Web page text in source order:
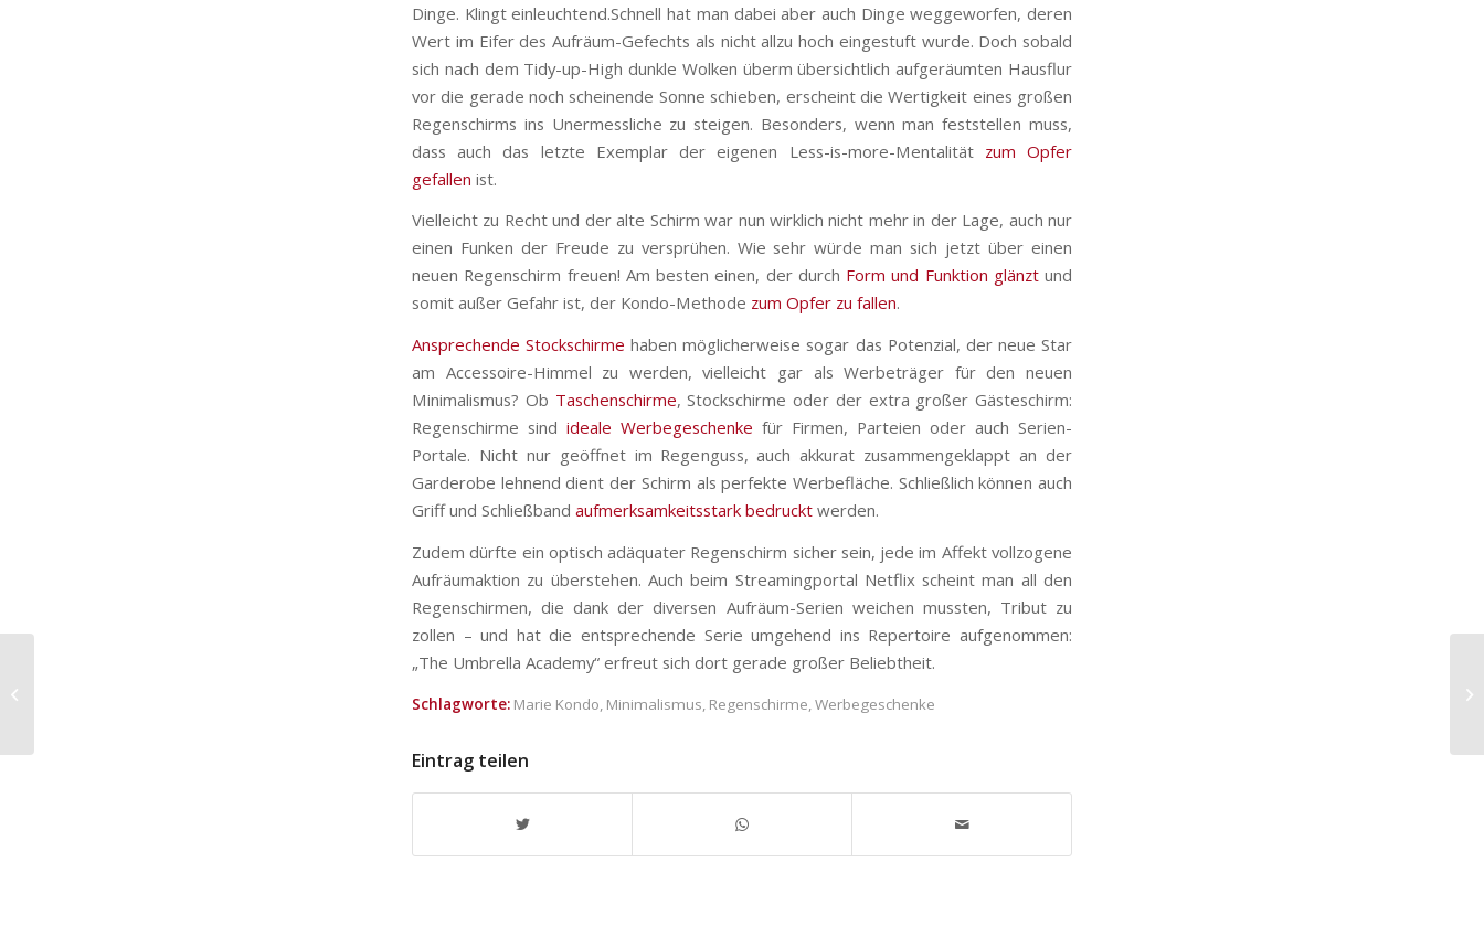
Dinge. Klingt einleuchtend.Schnell hat man dabei aber auch Dinge weggeworfen, deren
Wert im Eifer des Aufräum-Gefechts als nicht allzu hoch eingestuft wurde. Doch sobald
sich nach dem Tidy-up-High dunkle Wolken überm übersichtlich aufgeräumten Hausflur
vor die gerade noch scheinende Sonne schieben, erscheint die Wertigkeit eines großen
Regenschirms ins Unermessliche zu steigen. Besonders, wenn man feststellen muss,
dass auch das letzte Exemplar der eigenen Less-is-more-Mentalität zum Opfer
gefallen ist.
Vielleicht zu Recht und der alte Schirm war nun wirklich nicht mehr in der Lage, auch nur
einen Funken der Freude zu versprühen. Wie sehr würde man sich jetzt über einen
neuen Regenschirm freuen! Am besten einen, der durch Form und Funktion glänztund
somit außer Gefahr ist, der Kondo-Methode zum Opfer zu fallen.
Ansprechende Stockschirme haben möglicherweise sogar das Potenzial, der neue Star
am Accessoire-Himmel zu werden, vielleicht gar als Werbeträger für den neuen
Minimalismus? Ob Taschenschirme, Stockschirme oder der extra großer Gästeschirm:
Regenschirme sind ideale Werbegeschenke für Firmen, Parteien oder auch Serien-
Portale. Nicht nur geöffnet im Regenguss, auch akkurat zusammengeklappt an der
Garderobe lehnend dient der Schirm als perfekte Werbefläche. Schließlich können auch
Griff und Schließband aufmerksamkeitsstark bedruckt werden.
Zudem dürfte ein optisch adäquater Regenschirm sicher sein, jede im Affekt vollzogene
Aufräumaktion zu überstehen. Auch beim Streamingportal Netflix scheint man all den
Regenschirmen, die dank der diversen Aufräum-Serien weichen mussten, Tribut zu
zollen – und hat die entsprechende Serie umgehend ins Repertoire aufgenommen:
„The Umbrella Academy“ erfreut sich dort gerade großer Beliebtheit.
Schlagworte: Marie Kondo Minimalismus Regenschirme Werbegeschenke
Eintrag teilen